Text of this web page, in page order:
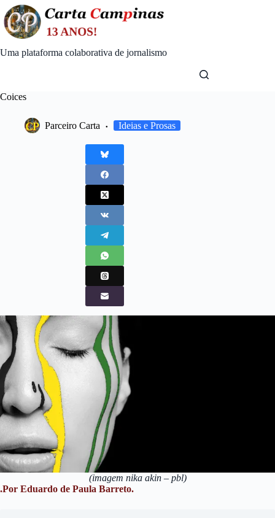
Skip
to
content
Uma plataforma colaborativa de jornalismo
Coices
Parceiro Carta Ideias e Prosas
(imagem nika akin – pbl)
.Por Eduardo de Paula Barreto.